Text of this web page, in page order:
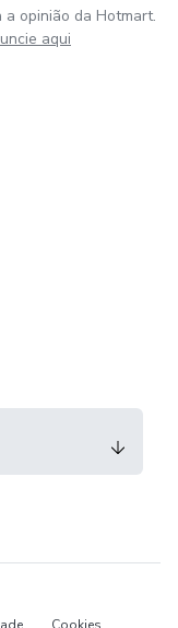
opinião da Hotmart.
aqui
Cookies